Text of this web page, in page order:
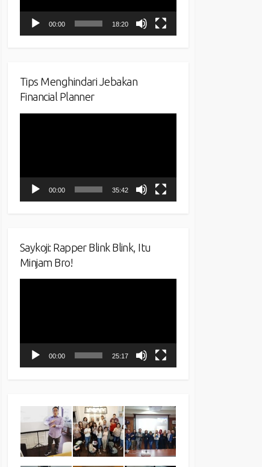
00:00 18:20
Tips Menghindari Jebakan
Financial Planner
00:00 35:42
Saykoji: Rapper Blink Blink, Itu
Minjam Bro!
00:00 25:17